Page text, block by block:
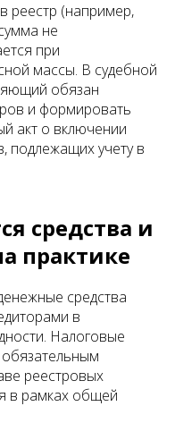
реестр (например,
не
при
массы. В судебной
обязан
и формировать
акт о включении
подлежащих учету в
средства и
практике
средства
в
Налоговые
реестровых
в рамках общей